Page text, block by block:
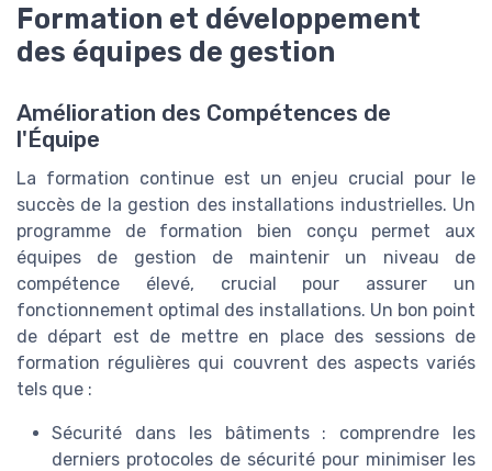
Formation et développement
des équipes de gestion
Amélioration des Compétences de
l'Équipe
La formation continue est un enjeu crucial pour le
succès de la gestion des installations industrielles. Un
programme de formation bien conçu permet aux
équipes de gestion de maintenir un niveau de
compétence élevé, crucial pour assurer un
fonctionnement optimal des installations. Un bon point
de départ est de mettre en place des sessions de
formation régulières qui couvrent des aspects variés
tels que :
Sécurité dans les bâtiments : comprendre les
derniers protocoles de sécurité pour minimiser les